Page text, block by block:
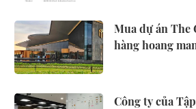
Mua dự án The
hàng hoang
Công ty của